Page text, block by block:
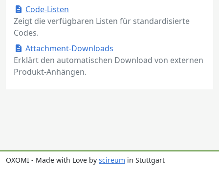
Code-Listen
Zeigt die verfügbaren Listen für standardisierte
Codes.
Attachment-Downloads
Erklärt den automatischen Download von externen
Produkt-Anhängen.
OXOMI - Made with Love by scireum in Stuttgart